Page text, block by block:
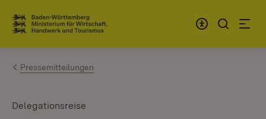
Zum Inhalt springen
Link zur Startseite
Pressemitteilungen
Delegationsreise